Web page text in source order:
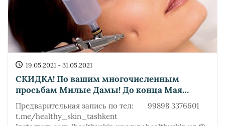
19.05.2021 - 31.05.2021
СКИДКА! По вашим многочисленным
просьбам Милые Дамы! До конца Мая
только в этом месяце! Торопитесь
количество чудо препарата ограниченно!
Предварительная запись по тел: 99898 3376601
t.me/healthy_skin_tashkent